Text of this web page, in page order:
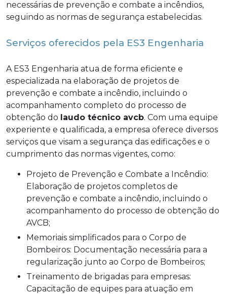
necessárias de prevenção e combate a incêndios,
seguindo as normas de segurança estabelecidas.
Serviços oferecidos pela ES3 Engenharia
A ES3 Engenharia atua de forma eficiente e
especializada na elaboração de projetos de
prevenção e combate a incêndio, incluindo o
acompanhamento completo do processo de
obtenção do laudo técnico avcb. Com uma equipe
experiente e qualificada, a empresa oferece diversos
serviços que visam a segurança das edificações e o
cumprimento das normas vigentes, como:
Projeto de Prevenção e Combate a Incêndio:
Elaboração de projetos completos de
prevenção e combate a incêndio, incluindo o
acompanhamento do processo de obtenção do
AVCB;
Memoriais simplificados para o Corpo de
Bombeiros: Documentação necessária para a
regularização junto ao Corpo de Bombeiros;
Treinamento de brigadas para empresas:
Capacitação de equipes para atuação em